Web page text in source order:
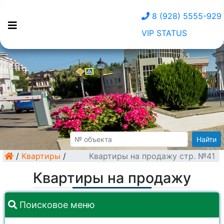
8 (928) 5555-929
VIP STATUS
Найти
/ Квартиры / Квартиры на продажу стр. №41
Квартиры на продажу
Поисковое меню